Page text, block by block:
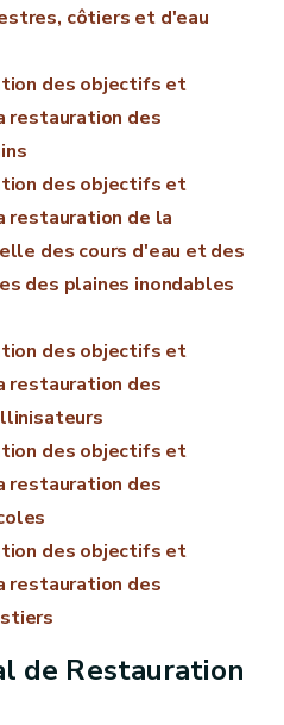
côtiers et d'eau
des objectifs et
restauration des
des objectifs et
restauration de la
des cours d'eau et des
des plaines inondables
des objectifs et
restauration des
des objectifs et
restauration des
des objectifs et
restauration des
de Restauration